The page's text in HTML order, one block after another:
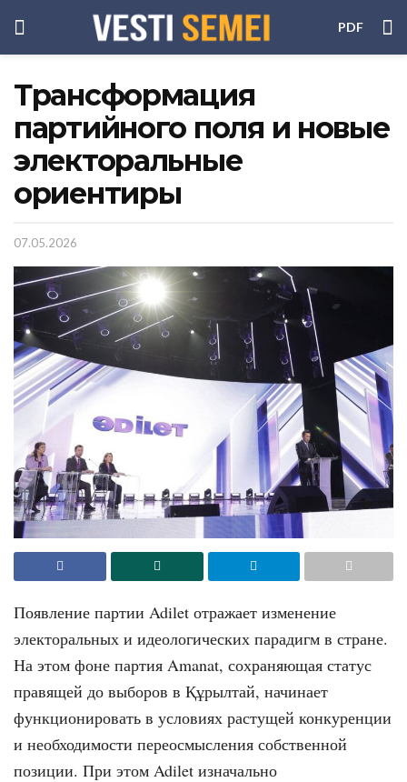
PDF
Трансформация
партийного поля и новые
электоральные
ориентиры
07.05.2026
Появление партии Adilet отражает изменение
электоральных и идеологических парадигм в стране.
На этом фоне партия Amanat, сохраняющая статус
правящей до выборов в Құрылтай, начинает
функционировать в условиях растущей конкуренции
и необходимости переосмысления собственной
позиции. При этом Adilet изначально